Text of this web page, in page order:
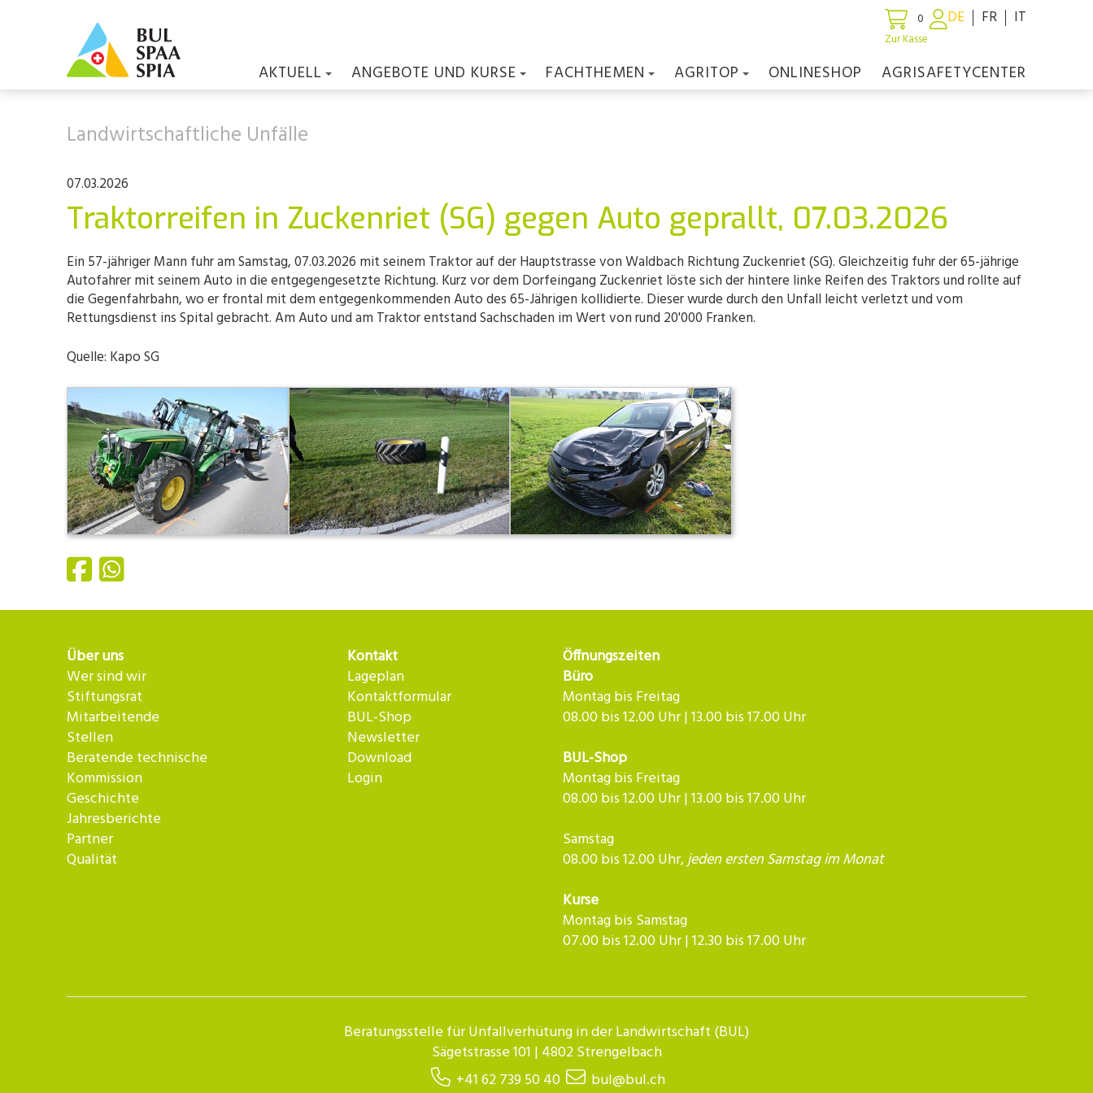
0
Zur Kasse
DE FR IT
AKTUELL ANGEBOTE UND KURSE FACHTHEMEN AGRITOP ONLINESHOP AGRISAFETYCENTER
Landwirtschaftliche Unfälle
07.03.2026
Traktorreifen in Zuckenriet (SG) gegen Auto geprallt, 07.03.2026
Ein 57-jähriger Mann fuhr am Samstag, 07.03.2026 mit seinem Traktor auf der Hauptstrasse von Waldbach Richtung Zuckenriet (SG). Gleichzeitig fuhr der 65-jährige
Autofahrer mit seinem Auto in die entgegengesetzte Richtung. Kurz vor dem Dorfeingang Zuckenriet löste sich der hintere linke Reifen des Traktors und rollte auf
die Gegenfahrbahn, wo er frontal mit dem entgegenkommenden Auto des 65-Jährigen kollidierte. Dieser wurde durch den Unfall leicht verletzt und vom
Rettungsdienst ins Spital gebracht. Am Auto und am Traktor entstand Sachschaden im Wert von rund 20'000 Franken.
Quelle: Kapo SG
Über uns
Wer sind wir
Stiftungsrat
Mitarbeitende
Stellen
Beratende technische
Kommission
Geschichte
Jahresberichte
Partner
Qualität
Kontakt
Lageplan
Kontaktformular
BUL-Shop
Newsletter
Download
Login
Öffnungszeiten
Büro
Montag bis Freitag
08.00 bis 12.00 Uhr | 13.00 bis 17.00 Uhr
BUL-Shop
Montag bis Freitag
08.00 bis 12.00 Uhr | 13.00 bis 17.00 Uhr
Samstag
08.00 bis 12.00 Uhr,jeden ersten Samstag im Monat
Kurse
Montag bis Samstag
07.00 bis 12.00 Uhr | 12.30 bis 17.00 Uhr​​​​​​
Beratungsstelle für Unfallverhütung in der Landwirtschaft (BUL)
Sägetstrasse 101 | 4802 Strengelbach
+41 62 739 50 40
bul@bul.ch